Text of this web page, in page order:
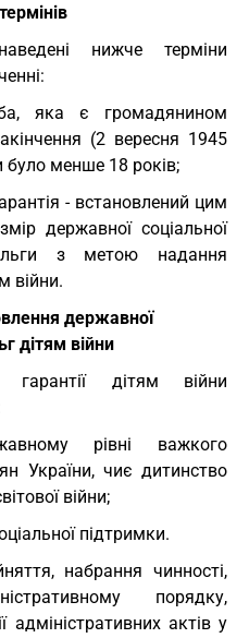
нижче терміни
яка є громадянином
(2 вересня 1945
було менше 18 років;
- встановлений цим
державної соціальної
з метою надання
війни.
державної
дітям війни
гарантії дітям війни
рівні важкого
України, чиє дитинство
війни;
підтримки.
набрання чинності,
порядку,
адміністративних актів у